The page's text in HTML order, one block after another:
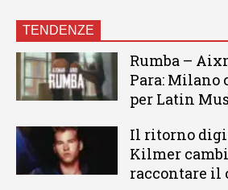
TENDENZE
Rumba –
Para: Milano
per Latin
Il ritorno
Kilmer
raccontare il